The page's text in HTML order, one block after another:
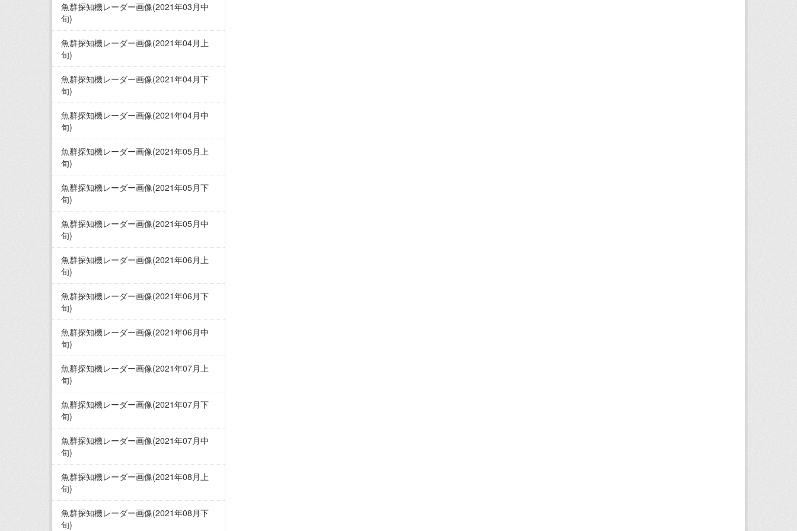
魚群探知機レーダー画像(2021年03月中
旬)
魚群探知機レーダー画像(2021年04月上
旬)
魚群探知機レーダー画像(2021年04月下
旬)
魚群探知機レーダー画像(2021年04月中
旬)
魚群探知機レーダー画像(2021年05月上
旬)
魚群探知機レーダー画像(2021年05月下
旬)
魚群探知機レーダー画像(2021年05月中
旬)
魚群探知機レーダー画像(2021年06月上
旬)
魚群探知機レーダー画像(2021年06月下
旬)
魚群探知機レーダー画像(2021年06月中
旬)
魚群探知機レーダー画像(2021年07月上
旬)
魚群探知機レーダー画像(2021年07月下
旬)
魚群探知機レーダー画像(2021年07月中
旬)
魚群探知機レーダー画像(2021年08月上
旬)
魚群探知機レーダー画像(2021年08月下
旬)